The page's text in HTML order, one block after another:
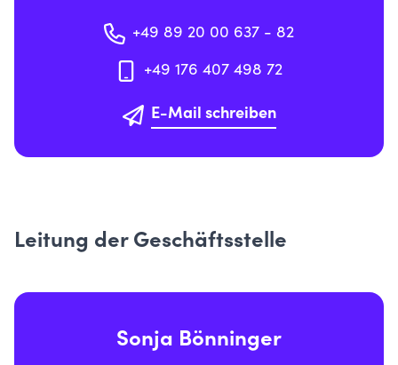
+49 89 20 00 637 - 82
+49 176 407 498 72
E-Mail schreiben
Leitung der Geschäftsstelle
Sonja Bönninger